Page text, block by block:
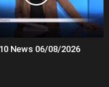
News 06/08/2026